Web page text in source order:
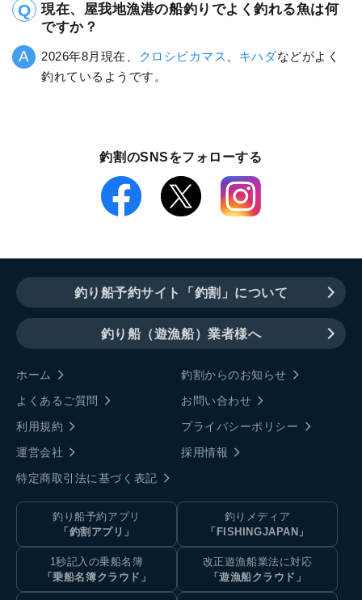
現在、屋我地漁港の船釣りでよく釣れる魚は何
ですか？
2026年8月現在、 クロシビカマス キハダなどがよく
釣れているようです。
釣割のSNSをフォローする
釣り船予約サイト「釣割」について
釣り船（遊漁船）業者様へ
ホーム
釣割からのお知らせ
よくあるご質問
お問い合わせ
利用規約
プライバシーポリシー
運営会社
採用情報
特定商取引法に基づく表記
釣り船予約アプリ
「釣割アプリ」
釣りメディア
「FISHINGJAPAN」
1秒記入の乗船名簿
「乗船名簿クラウド」
改正遊漁船業法に対応
「遊漁船クラウド」